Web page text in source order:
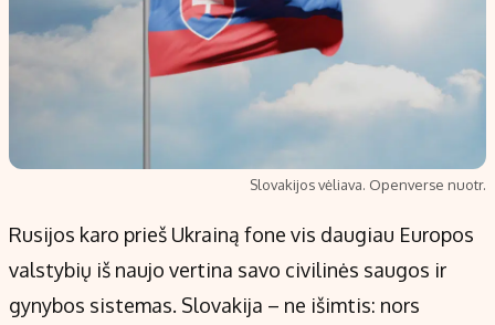
Kriptovaliutos
Infliacija
Būsto finansai
Įdomios naujienos
Redakcija
Redakcijos politika
Privatumo politika
Turinio žymėjimo taisyklės
Slovakijos vėliava. Openverse nuotr.
Rusijos karo prieš Ukrainą fone vis daugiau Europos
valstybių iš naujo vertina savo civilinės saugos ir
gynybos sistemas. Slovakija – ne išimtis: nors